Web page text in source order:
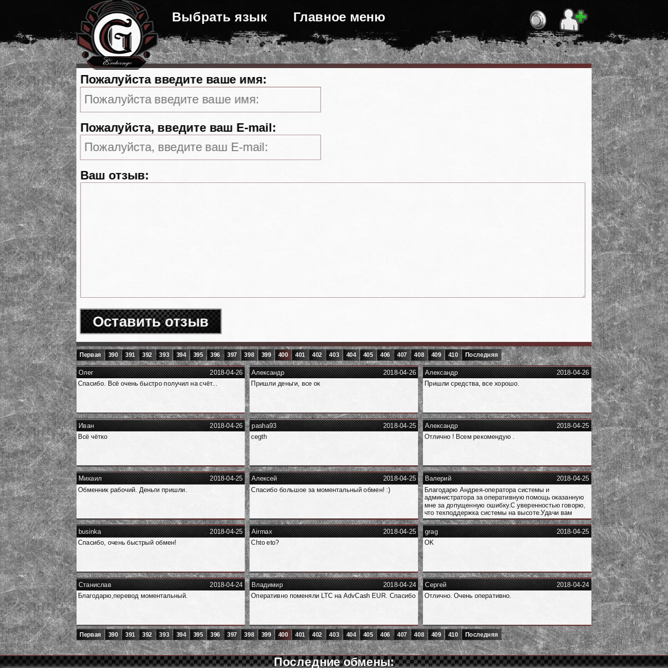
Выбрать язык Главное меню
Пожалуйста введите ваше имя:
Пожалуйста, введите ваш E-mail:
Ваш отзыв:
Оставить отзыв
Первая 390 391 392 393 394 395 396 397 398 399 400 401 402 403 404 405 406 407 408 409 410 Последняя
2018-04-26
Олег
Спасибо. Всё очень быстро получил на счёт...
2018-04-26
Александр
Пришли деньги, все ок
2018-04-26
Александр
Пришли средства, все хорошо.
2018-04-26
Иван
Всё чётко
2018-04-25
pasha93
cegth
2018-04-25
Александр
Отлично ! Всем рекомендую .
2018-04-25
Михаил
Обменник рабочий. Деньги пришли.
2018-04-25
Алексей
Спасибо большое за моментальный обмен! :)
2018-04-25
Валерий
Благодарю Андрея-оператора системы и
администратора за оперативную помощь оказанную
мне за допущенную ошибку.С уверенностью говорю,
что техподдержка системы на высоте.Удачи вам
2018-04-25
businka
Спасибо, очень быстрый обмен!
2018-04-25
Airmax
Chto eto?
2018-04-25
grag
OK
2018-04-24
Станислав
Благодарю,перевод моментальный.
2018-04-24
Владимир
Оперативно поменяли LTC на AdvCash EUR. Спасибо
2018-04-24
Сергей
Отлично. Очень оперативно.
Первая 390 391 392 393 394 395 396 397 398 399 400 401 402 403 404 405 406 407 408 409 410 Последняя
Последние обмены: